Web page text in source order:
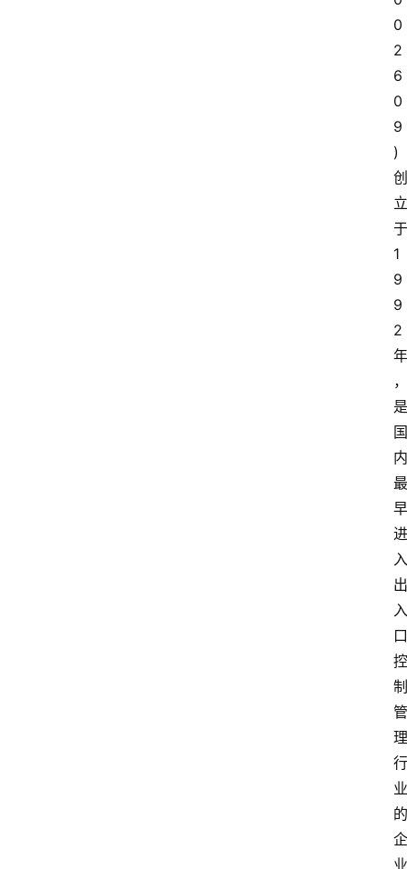
0
2
6
0
9
)
创
立
于
1
9
9
2
年
，
是
国
内
最
早
进
入
出
入
口
控
制
管
理
行
业
的
企
业